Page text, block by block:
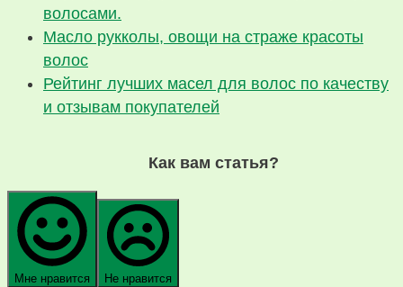
волосами.
Масло рукколы, овощи на страже красоты
волос
Рейтинг лучших масел для волос по качеству
и отзывам покупателей
Как вам статья?
Мне нравится Не нравится